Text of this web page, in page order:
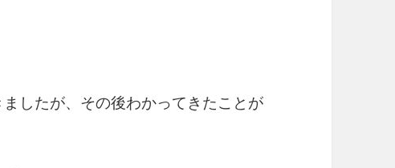
ましたが、その後わかってきたことが